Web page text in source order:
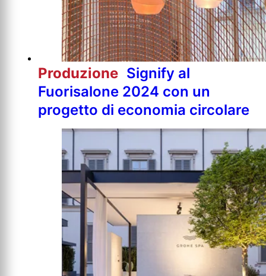
Produzione Signify al
Fuorisalone 2024 con un
progetto di economia circolare